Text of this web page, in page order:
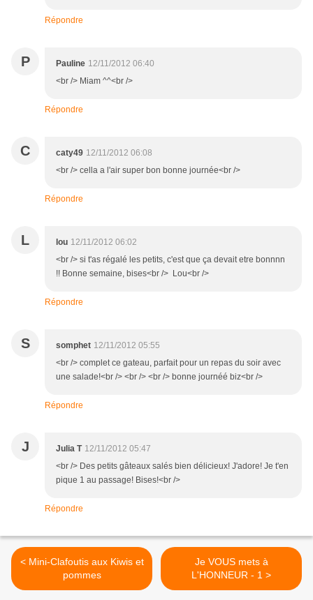
Répondre
P Pauline 12/11/2012 06:40
<br /> Miam ^^<br />
Répondre
C caty49 12/11/2012 06:08
<br /> cella a l'air super bon bonne journée<br />
Répondre
L lou 12/11/2012 06:02
<br /> si t'as régalé les petits, c'est que ça devait etre bonnnn
!! Bonne semaine, bises<br /> Lou<br />
Répondre
S somphet 12/11/2012 05:55
<br /> complet ce gateau, parfait pour un repas du soir avec
une salade!<br /> <br /> <br /> bonne journéé biz<br />
Répondre
J Julia T 12/11/2012 05:47
<br /> Des petits gâteaux salés bien délicieux! J'adore! Je t'en
pique 1 au passage! Bises!<br />
Répondre
< Mini-Clafoutis aux Kiwis et
pommes
Je VOUS mets à
L'HONNEUR - 1 >